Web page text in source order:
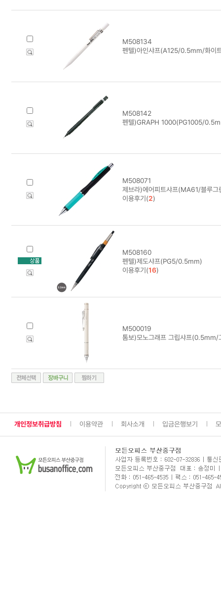
M508134
펜텔)아인샤프(A125/0.5mm/화이
M508142
펜텔)GRAPH 1000(PG1005/
M508071
제브라)에어피트샤프(MA61/블루
이용후기(2)
M508160
펜텔)제도샤프(PG5/0.5mm)
이용후기(16)
M500019
톰보)모노그래프 그립샤프(0.5mm/
개인정보취급방침 이용약관 회사소개 입금은행보기